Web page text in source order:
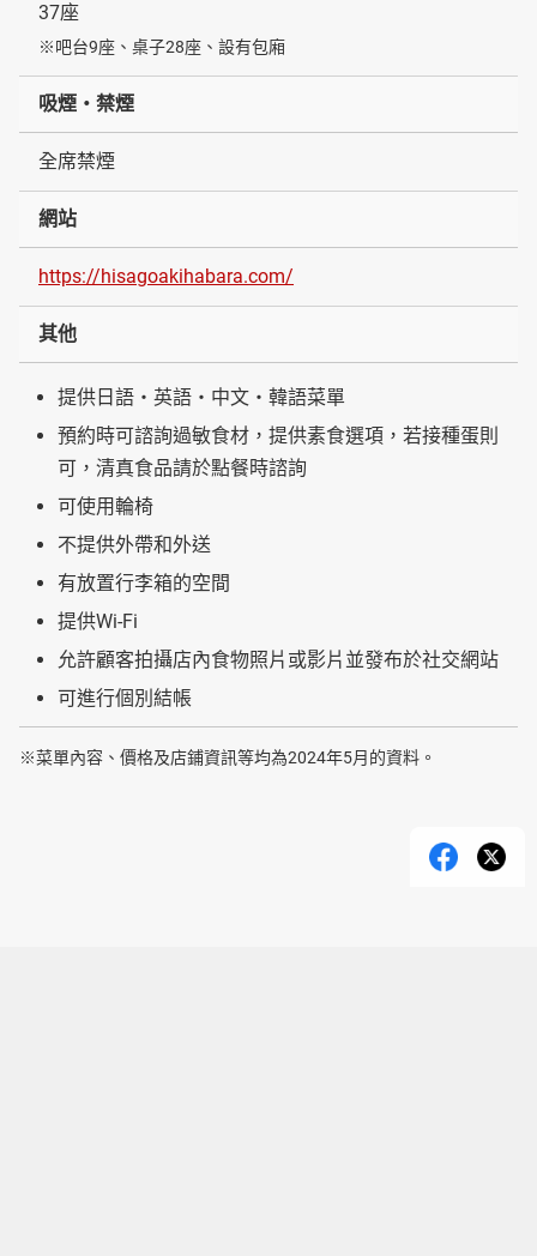
37座
※吧台9座、桌子28座、設有包廂
吸煙・禁煙
全席禁煙
網站
https://hisagoakihabara.com/
其他
提供日語・英語・中文・韓語菜單
預約時可諮詢過敏食材，提供素食選項，若接種蛋則
可，清真食品請於點餐時諮詢
可使用輪椅
不提供外帶和外送
有放置行李箱的空間
提供Wi-Fi
允許顧客拍攝店內食物照片或影片並發布於社交網站
可進行個別結帳
※菜單內容、價格及店鋪資訊等均為2024年5月的資料。